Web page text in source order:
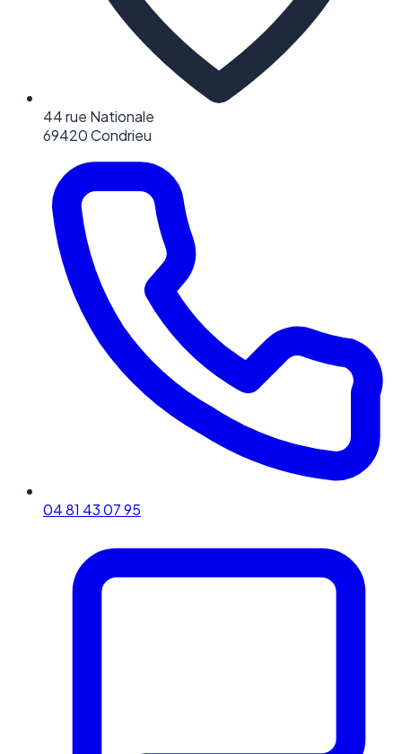
44 rue Nationale
69420 Condrieu
04 81 43 07 95